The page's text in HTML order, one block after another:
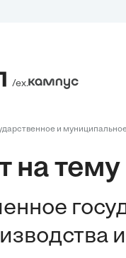
/ех.
и
на тему